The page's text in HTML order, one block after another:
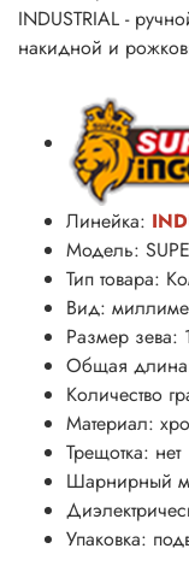
INDUSTRIAL -
накидной и
Линейка:
Модель:
Тип товара:
Вид:
Размер зева:
Общая
Количество
Материал:
Трещотка: нет
Шарнирный
Упаковка: